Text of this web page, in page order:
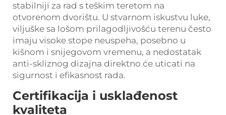
stabilniji za rad s teškim teretom na
otvorenom dvorištu. U stvarnom iskustvu luke,
viljuške sa lošom prilagodljivošću terenu često
imaju visoke stope neuspeha, posebno u
kišnom i snijegovom vremenu, a nedostatak
anti-skliznog dizajna direktno će uticati na
sigurnost i efikasnost rada.
Certifikacija i usklađenost
kvaliteta